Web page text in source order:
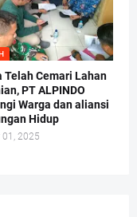
Telah Cemari Lahan
PT ALPINDO
Warga dan aliansi
Hidup
01, 2025